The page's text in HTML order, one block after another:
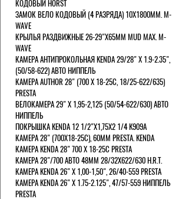
КОДОВЫЙ HORST
ЗАМОК ВЕЛО КОДОВЫЙ (4 РАЗРЯДА) 10Х1800ММ. M-
WAVE
КРЫЛЬЯ РАЗДВИЖНЫЕ 26-29"Х65ММ MUD MAX. M-
WAVE
КАМЕРА АНТИПРОКОЛЬНАЯ KENDA 29/28" Х 1.9-2.35",
(50/58-622) АВТО НИППЕЛЬ
КАМЕРА AUTHOR 28" (700 Х 18-25С, 18/25-622/635)
PRESTA
ВЕЛОКАМЕРА 29" X 1,95-2,125 (50/54-622/630) АВТО
НИППЕЛЬ
ПОКРЫШКА KENDA 12 1/2"Х1,75X2 1/4 K909A
КАМЕРА 28" (700Х18-25С), 60ММ PRESTA. KENDA
КАМЕРА KENDA 28" 700 Х 18-25С PRESTA
КАМЕРА 28"/700 АВТО 48ММ 28/32Х622/630 H.R.T.
КАМЕРА KENDA 26" Х 1,00-1,50", 26/40-559 PRESTA
КАМЕРА KENDA 26" Х 1.75-2.125", 47/57-559 НИППЕЛЬ
PRESTA